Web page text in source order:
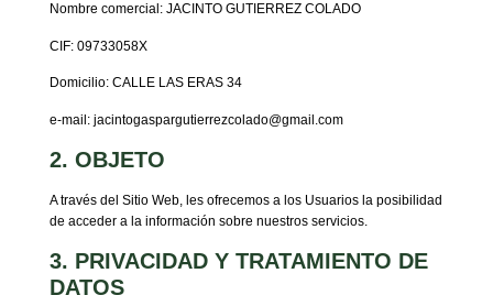
Nombre comercial: JACINTO GUTIERREZ COLADO
CIF: 09733058X
Domicilio: CALLE LAS ERAS 34
e-mail: jacintogaspargutierrezcolado@gmail.com
2. OBJETO
A través del Sitio Web, les ofrecemos a los Usuarios la posibilidad
de acceder a la información sobre nuestros servicios.
3. PRIVACIDAD Y TRATAMIENTO DE
DATOS